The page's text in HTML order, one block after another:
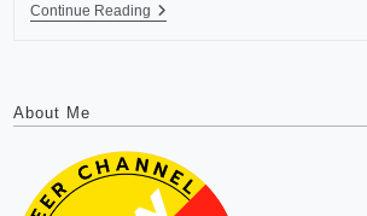
Continue Reading
About Me